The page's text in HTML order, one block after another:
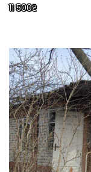
11 500₴